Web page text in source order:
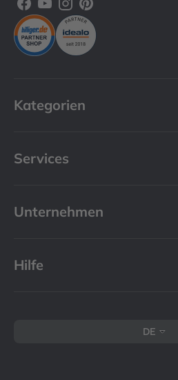
Facebook
YouTubeInstagram
Pinterest
Kategorien
Services
Unternehmen
Hilfe
DE